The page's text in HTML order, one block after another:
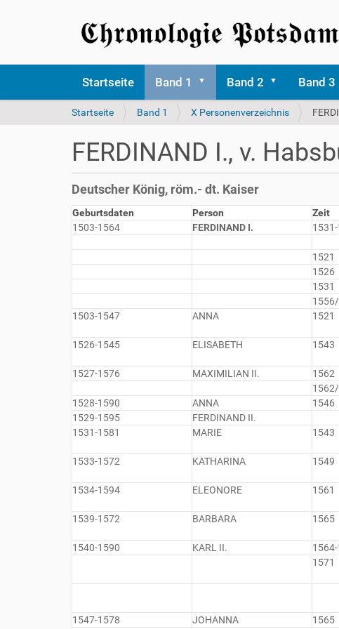
Startseite Band 1 Band 2 Band 3
S
d
h
i
e
r
Startseite Band 1 X Personenverzeichnis
FERDINAND I., v.
Deutscher König, röm.- dt. Kaiser
Geburtsdaten Person Zeit
1503-1564
FERDINAND I.
1521
1526
1531
1503-1547
ANNA 1521
1526-1545
ELISABETH 1543
1527-1576
MAXIMILIAN II. 1562
1528-1590
ANNA 1546
1529-1595
FERDINAND II.
1531-1581
MARIE 1543
1533-1572
KATHARINA 1549
1534-1594
ELEONORE 1561
1539-1572
BARBARA 1565
1540-1590
KARL II.
1571
1547-1578
JOHANNA 1565